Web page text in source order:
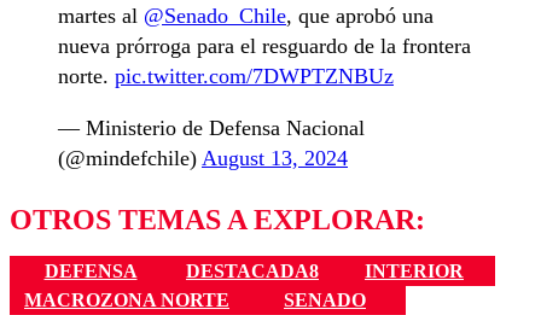
martes al @Senado_Chile, que aprobó una
nueva prórroga para el resguardo de la frontera
norte. pic.twitter.com/7DWPTZNBUz
— Ministerio de Defensa Nacional
(@mindefchile) August 13, 2024
OTROS TEMAS A EXPLORAR:
DEFENSA DESTACADA8
INTERIOR
MACROZONA NORTE
SENADO